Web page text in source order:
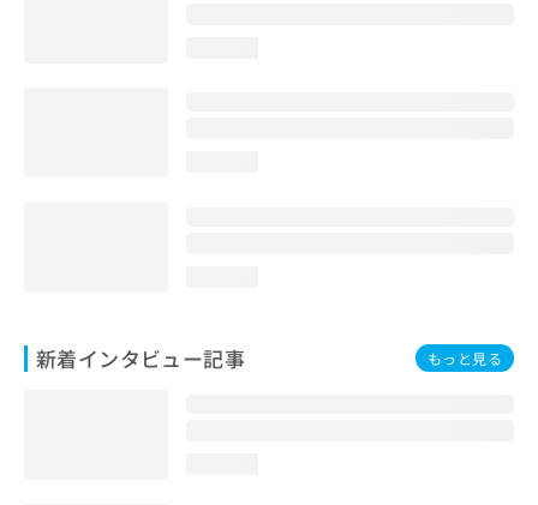
新着インタビュー記事 もっと見る